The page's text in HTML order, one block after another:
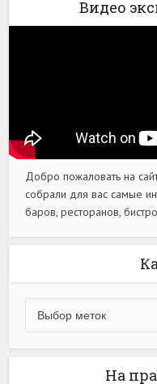
Видео
Добро пожаловать на
собрали для вас самые
баров, ресторанов,
На